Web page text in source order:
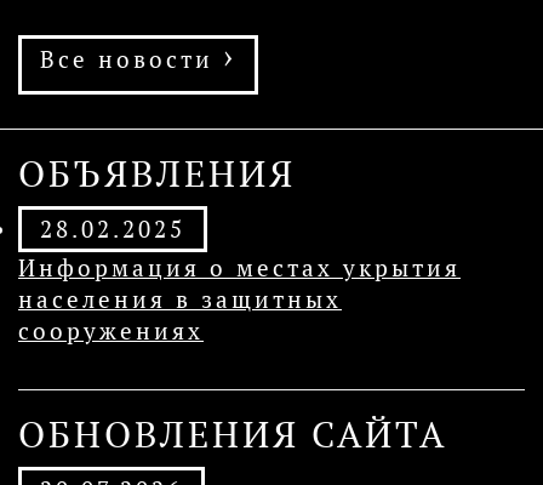
Все новости ›
ОБЪЯВЛЕНИЯ
28.02.2025
Информация о местах укрытия
населения в защитных
сооружениях
ОБНОВЛЕНИЯ САЙТА